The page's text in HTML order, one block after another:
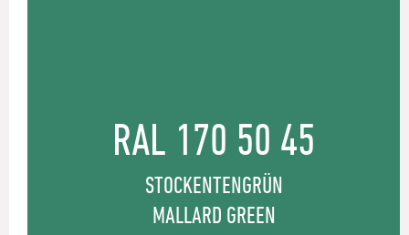
RAL 170 50 45
STOCKENTENGRÜN
MALLARD GREEN